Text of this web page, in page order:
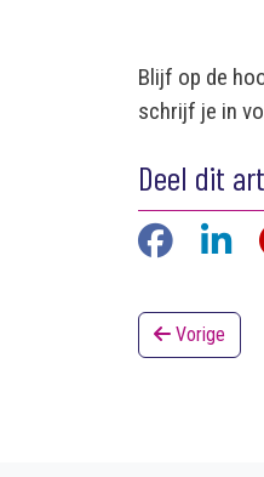
Blijf op de
schrijf je in
Deel dit
Vorige